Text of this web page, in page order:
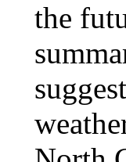
the